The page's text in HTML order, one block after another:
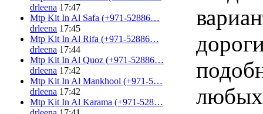
drleena 17:47
Mtp Kit In Al Safa (+971-52886…
drleena 17:45
Mtp Kit In Al Rifa (+971-52886…
drleena 17:44
Mtp Kit In Al Quoz (+971-52886…
drleena 17:42
Mtp Kit In Al Mankhool (+971-5…
drleena 17:42
Mtp Kit In Al Karama (+971-528…
любых